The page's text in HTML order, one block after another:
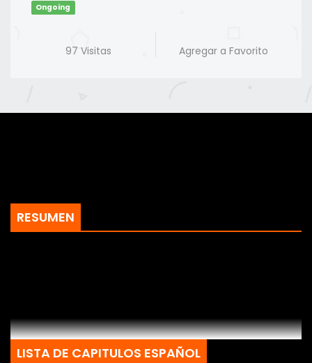
Ongoing
97 Visitas Agregar a Favorito
RESUMEN
LISTA DE CAPITULOS ESPAÑOL